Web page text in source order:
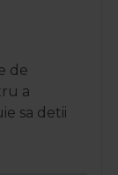
de
a
sa detii